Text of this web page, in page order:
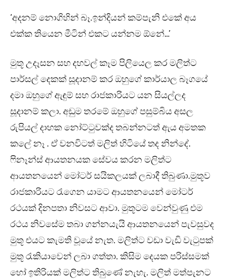
‘අදනම් නොගිහින් බෑ.ඉන්දියන් කම්පැනි එකේ අය
එක්ක තියෙන මීටින් එකට යන්නම ඕනේ…’
මුතූ උදෑසන සහ දහවල් කෑම පිලියෙල කර මලිත්ට
පාර්සල් දෙකක් සූදානම් කර ඔහුගේ කාර්යාල බෑගයේ
දමා ඔහුගේ ඇඳුම් සහ රාජකාරියට යන සියල්ලද
සූදානම් කලා. අඩුම තරමේ ඔහුගේ පසුම්බිය අසල
රුපියල් දාහක නෝට්ටුවක්ද තබන්නටත් ඇය අමතක
කලේ නෑ . ඒ වනවිටත් මලිත් හිටියේ තද නින්දේ.
ෆිනෑන්ස් ආයතනයක සේවය කරන මලිත්ට
ආයතනයෙන් මෝටර් සයිකලයක් ලබාදී තිබුණා.මුතූව
රාජකාරියට රැගෙන යාමට ආයතනයෙන් මෝටර්
රථයක් දිනපතා නිවසට ආවා. මුතූටම වෙන්වුණු එම
රථය නිවසේම තබා ගන්නයැයි ආයතනයෙන් පැවසුවද
මුතූ එයට කැමති වූයේ නැත. මලිත්ට වඩා වැඩි වැටුපක්
මුතූ රැකියාවෙන් ලබා ගත්තා. කිසිම දෙයක පරිස්සමක්
හෝ ඉතිරියක් මලිත්ට තිබුණේ නැහැ. මලිත් මත්පැනට